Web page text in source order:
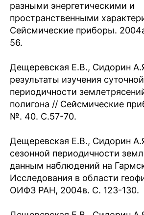
разными энергетическими и
пространственными
Сейсмические приборы.
56.
Дещеревская Е.В., Сидорин
результаты изучения суточной
периодичности
полигона // Сейсмические
№. 40. С.57-70.
Дещеревская Е.В., Сидорин
сезонной периодичности
данным наблюдений на
Исследования в области
ОИФЗ РАН, 2004в. С. 123-130.